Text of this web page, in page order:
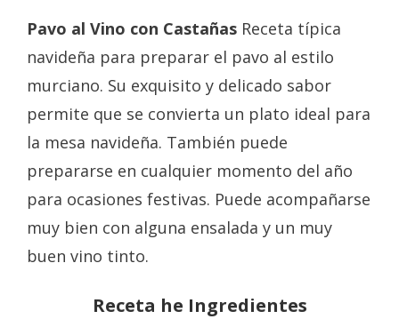
Pavo al Vino con Castañas Receta típica
navideña para preparar el pavo al estilo
murciano. Su exquisito y delicado sabor
permite que se convierta un plato ideal para
la mesa navideña. También puede
prepararse en cualquier momento del año
para ocasiones festivas. Puede acompañarse
muy bien con alguna ensalada y un muy
buen vino tinto.
Receta he Ingredientes